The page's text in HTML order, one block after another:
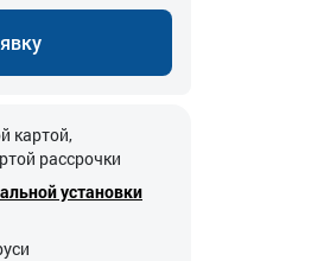
картой,
рассрочки
установки